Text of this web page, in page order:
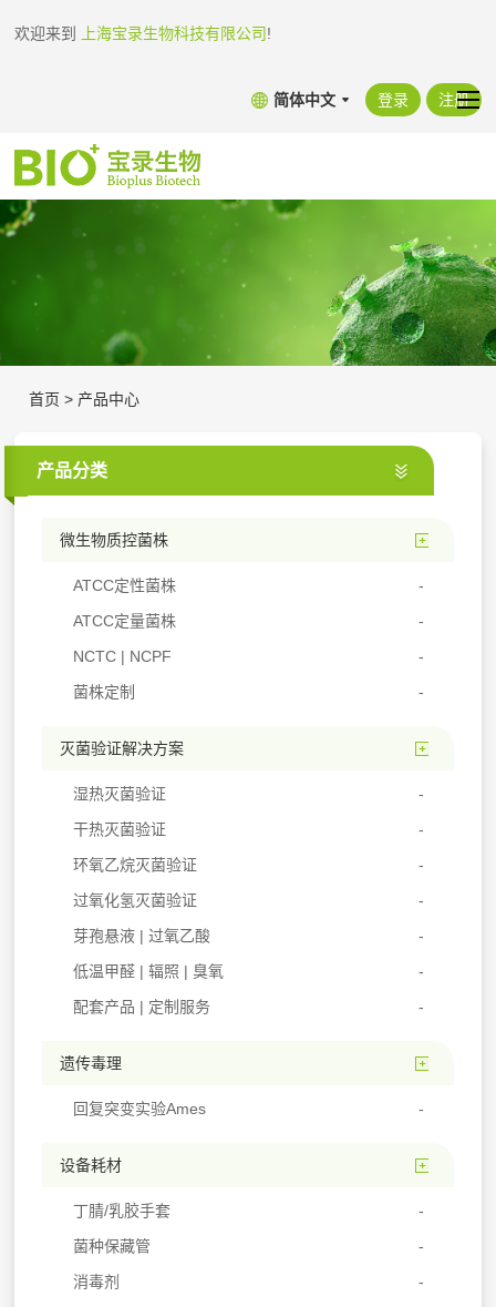
欢迎来到 上海宝录生物科技有限公司!
简体中文 登录 注册
首页 > 产品中心
产品分类
微生物质控菌株
ATCC定性菌株
ATCC定量菌株
NCTC | NCPF
菌株定制
灭菌验证解决方案
湿热灭菌验证
干热灭菌验证
环氧乙烷灭菌验证
过氧化氢灭菌验证
芽孢悬液 | 过氧乙酸
低温甲醛 | 辐照 | 臭氧
配套产品 | 定制服务
遗传毒理
回复突变实验Ames
设备耗材
丁腈/乳胶手套
菌种保藏管
消毒剂